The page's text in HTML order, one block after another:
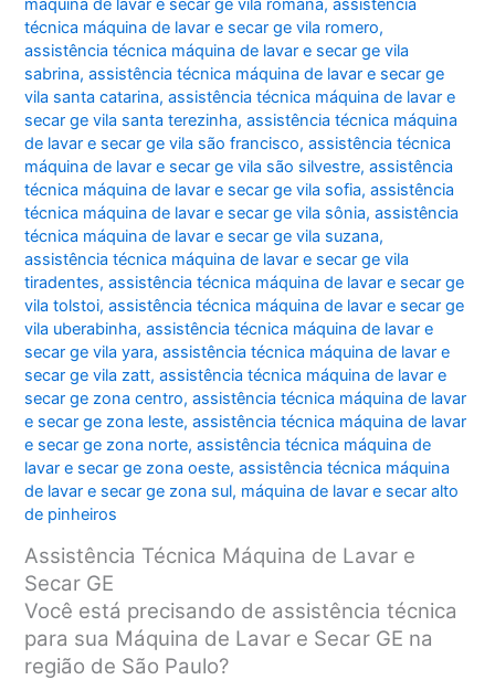
máquina de lavar e secar ge vila romana,assistência
técnica máquina de lavar e secar ge vila romero,
assistência técnica máquina de lavar e secar ge vila
sabrina,assistência técnica máquina de lavar e secar ge
vila santa catarina,assistência técnica máquina de lavar e
secar ge vila santa terezinha,assistência técnica máquina
de lavar e secar ge vila são francisco,assistência técnica
máquina de lavar e secar ge vila são silvestre,assistência
técnica máquina de lavar e secar ge vila sofia,assistência
técnica máquina de lavar e secar ge vila sônia,assistência
técnica máquina de lavar e secar ge vila suzana,
assistência técnica máquina de lavar e secar ge vila
tiradentes,assistência técnica máquina de lavar e secar ge
vila tolstoi,assistência técnica máquina de lavar e secar ge
vila uberabinha,assistência técnica máquina de lavar e
secar ge vila yara,assistência técnica máquina de lavar e
secar ge vila zatt,assistência técnica máquina de lavar e
secar ge zona centro,assistência técnica máquina de lavar
e secar ge zona leste,assistência técnica máquina de lavar
e secar ge zona norte,assistência técnica máquina de
lavar e secar ge zona oeste,assistência técnica máquina
de lavar e secar ge zona sul, máquina de lavar e secar alto
de pinheiros
Assistência Técnica Máquina de Lavar e
Secar GE
Você está precisando de assistência técnica
para sua Máquina de Lavar e Secar GE na
região de São Paulo?